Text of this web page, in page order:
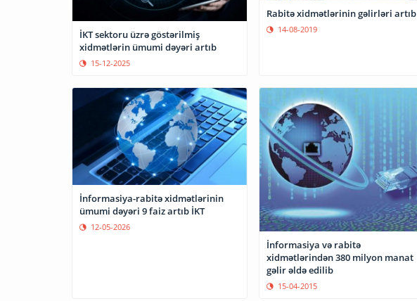
İKT sektoru üzrə göstərilmiş
xidmətlərin ümumi dəyəri artıb
15-12-2025
Rabitə xidmətlərinin gəlirləri artıb
14-08-2019
İnformasiya-rabitə xidmətlərinin
ümumi dəyəri 9 faiz artıb İKT
12-05-2026
İnformasiya və rabitə
xidmətlərindən 380 milyon manat
gəlir əldə edilib
15-04-2015